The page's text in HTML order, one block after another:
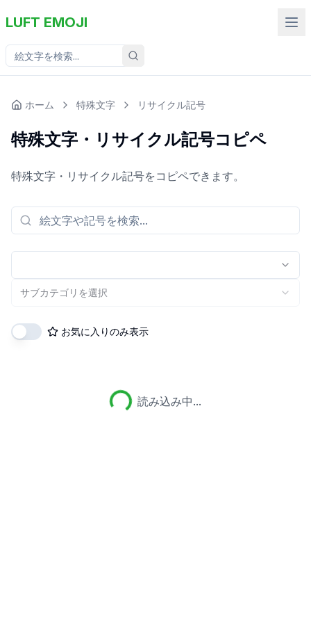
LUFT EMOJI
ホーム 特殊文字 リサイクル記号
特殊文字・リサイクル記号コピペ
特殊文字・リサイクル記号をコピペできます。
サブカテゴリを選択
お気に入りのみ表示
読み込み中...